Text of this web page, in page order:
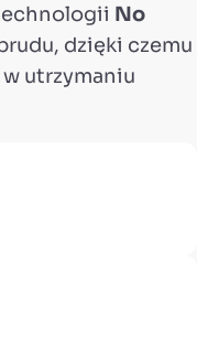
No
dzięki czemu
utrzymaniu